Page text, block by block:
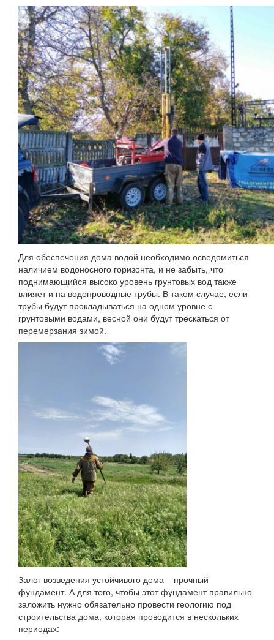
Для обеспечения дома водой необходимо осведомиться
наличием водоносного горизонта, и не забыть, что
поднимающийся высоко уровень грунтовых вод также
влияет и на водопроводные трубы. В таком случае, если
трубы будут прокладываться на одном уровне с
грунтовыми водами, весной они будут трескаться от
перемерзания зимой.
Залог возведения устойчивого дома – прочный
фундамент. А для того, чтобы этот фундамент правильно
заложить нужно обязательно провести геологию под
строительства дома, которая проводится в нескольких
периодах: